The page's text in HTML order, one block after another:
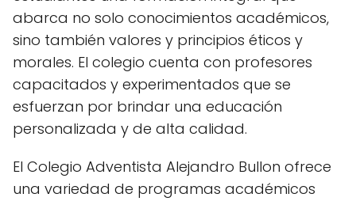
abarca no solo conocimientos académicos,
sino también valores y principios éticos y
morales. El colegio cuenta con profesores
capacitados y experimentados que se
esfuerzan por brindar una educación
personalizada y de alta calidad.
El Colegio Adventista Alejandro Bullon ofrece
una variedad de programas académicos